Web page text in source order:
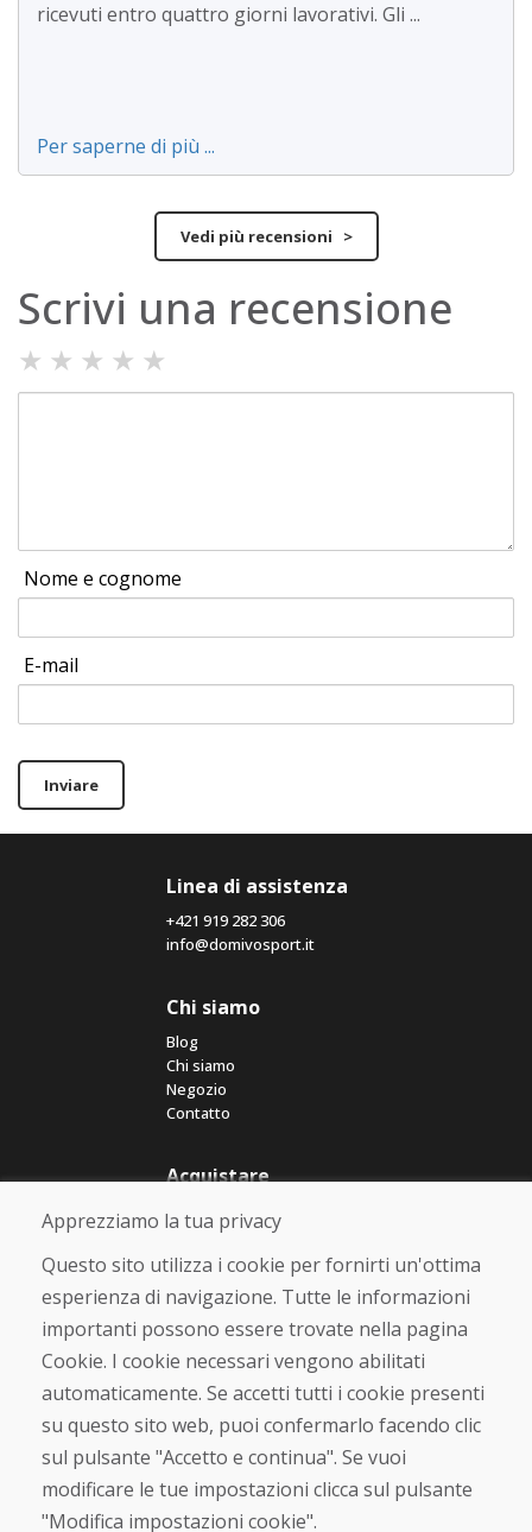
ricevuti entro quattro giorni lavorativi. Gli ...
Per saperne di più ...
Vedi più recensioni >
Scrivi una recensione
★ ★ ★ ★ ★
Nome e cognome
E-mail
Inviare
Linea di assistenza
+421 919 282 306
info@domivosport.it
Chi siamo
Blog
Chi siamo
Negozio
Contatto
Acquistare
Negozio online
Termini e condizioni commerciali
Spedizione e pagamento
Reso e cambio merce
Protezione dei dati personali
Cookies
Verificato dai clienti
★★★★★
Apprezziamo la tua privacy
Questo sito utilizza i cookie per fornirti un'ottima
esperienza di navigazione. Tutte le informazioni
importanti possono essere trovate nella pagina
Cookie. I cookie necessari vengono abilitati
automaticamente. Se accetti tutti i cookie presenti
su questo sito web, puoi confermarlo facendo clic
sul pulsante "Accetto e continua". Se vuoi
modificare le tue impostazioni clicca sul pulsante
"Modifica impostazioni cookie".